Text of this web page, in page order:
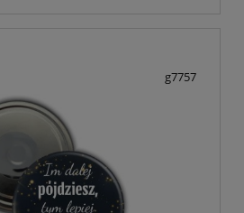
g7757